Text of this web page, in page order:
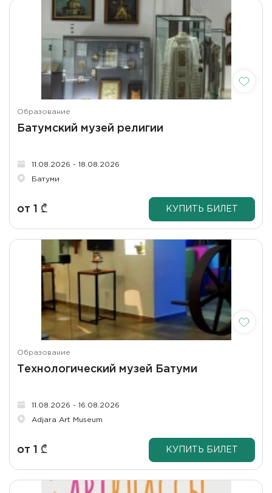
Образование
Батумский музей религии
11.08.2026 - 18.08.2026
Батуми
от 1 ₾ КУПИТЬ БИЛЕТ
Образование
Технологический музей Батуми
11.08.2026 - 16.08.2026
Adjara Art Museum
от 1 ₾ КУПИТЬ БИЛЕТ